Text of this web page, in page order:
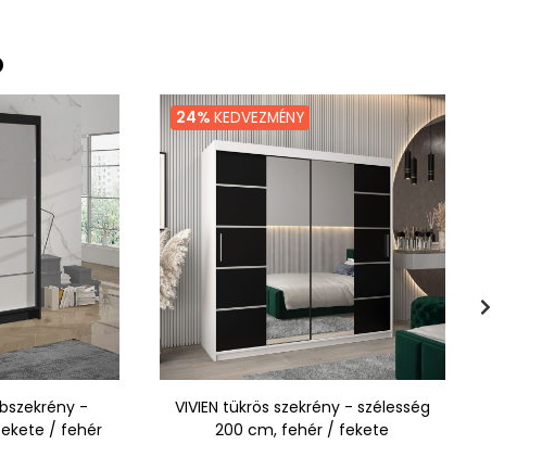
-
/ fehér
24% KEDVEZMÉNY
VIVIEN tükrös szekrény - szélesség
200 cm, fehér / fekete